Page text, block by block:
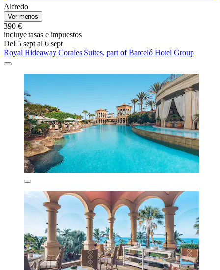
Alfredo
Ver menos
390 €
incluye tasas e impuestos
Del 5 sept al 6 sept
Royal Hideaway Corales Suites, part of Barceló Hotel Group